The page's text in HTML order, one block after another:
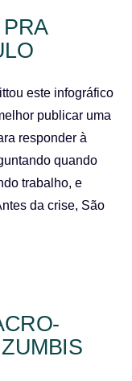
este infográfico
publicar uma
responder à
quando
trabalho, e
da crise, São